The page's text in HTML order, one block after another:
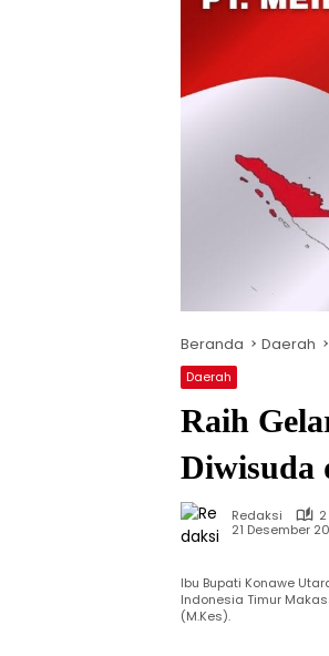
Beranda Daerah
Daerah
Raih
Diwisuda
Redaksi
21 Desember
Ibu Bupati Konawe
Indonesia Timur
(M.Kes).